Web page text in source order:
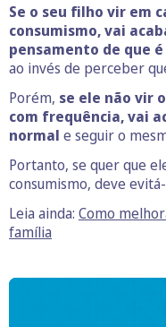
Se o seu filho vir em
consumismo, vai
pensamento de que
ao invés de perceber
Porém, se ele não vir
com frequência, vai
normal e seguir o
Portanto, se quer que
consumismo, deve
Leia ainda: Como
família